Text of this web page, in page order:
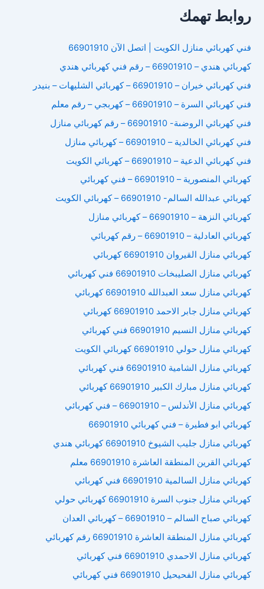
معلم
روابط تهمك
فني كهربائي منازل الكويت | اتصل الآن 66901910
كهربائي هندي – 66901910 – رقم فني كهربائي هندي
فني كهربائي خيران – 66901910 – كهربائي الشليهات – بنيدر
فني كهربائي السرة – 66901910 – كهربجي – رقم معلم
فني كهربائي الروضىة- 66901910 – رقم كهربائي منازل
فني كهربائي الخالدية – 66901910 – كهربائي منازل
فني كهربائي الدعية – 66901910 – كهربائي الكويت
كهربائي المنصورية – 66901910 – فني كهربائي
كهربائي عبدالله السالم- 66901910 – كهربائي الكويت
كهربائي النزهة – 66901910 – كهربائي منازل
كهربائي العادلية – 66901910 – رقم كهربائي
كهربائي منازل القيروان 66901910 كهربائي
كهربائي منازل الصليبخات 66901910 فني كهربائي
كهربائي منازل سعد العبدالله 66901910 كهربائي
كهربائي منازل جابر الاحمد 66901910 كهربائي
كهربائي منازل النسيم 66901910 فني كهربائي
كهربائي منازل حولي 66901910 كهربائي الكويت
كهربائي منازل الشامية 66901910 فني كهربائي
كهربائي منازل مبارك الكبير 66901910 كهربائي
كهربائي منازل الأندلس – 66901910 – فني كهربائي
كهربائي ابو فطيرة – فني كهربائي 66901910
كهربائي منازل جليب الشيوخ 66901910 كهربائي هندي
كهربائي القرين المنطقة العاشرة 66901910 معلم
كهربائي منازل السالمية 66901910 فني كهربائي
كهربائي منازل جنوب السرة 66901910 كهربائي حولي
كهربائي صباح السالم – 66901910 – كهربائي العدان
كهربائي منازل المنطقة العاشرة 66901910 رقم كهربائي
كهربائي منازل الاحمدي 66901910 فني كهربائي
كهربائي منازل الفحيحيل 66901910 فني كهربائي